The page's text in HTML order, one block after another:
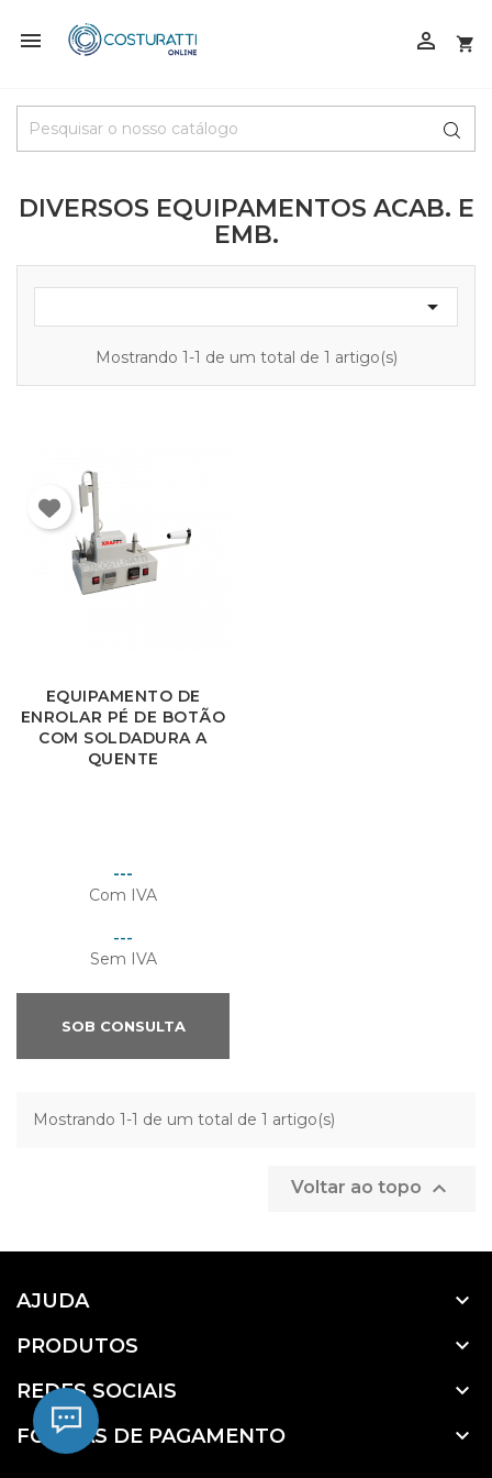
 

DIVERSOS EQUIPAMENTOS ACAB. E
EMB.

Mostrando 1-1 de um total de 1 artigo(s)
EQUIPAMENTO DE
ENROLAR PÉ DE BOTÃO
COM SOLDADURA A
QUENTE
Preço
---
Com IVA
Preço
---
Sem IVA
SOB CONSULTA
Mostrando 1-1 de um total de 1 artigo(s)
Voltar ao topo 
AJUDA 
PRODUTOS 
REDES SOCIAIS 
FORMAS DE PAGAMENTO 
You need to be logged in to save products in your
wish list.